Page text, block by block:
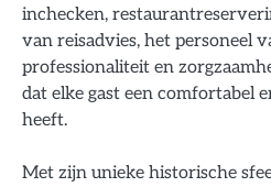
inchecken,
van reisadvies, het personeel
professionaliteit en
dat elke gast een comfortabel
heeft.
Met zijn unieke historische